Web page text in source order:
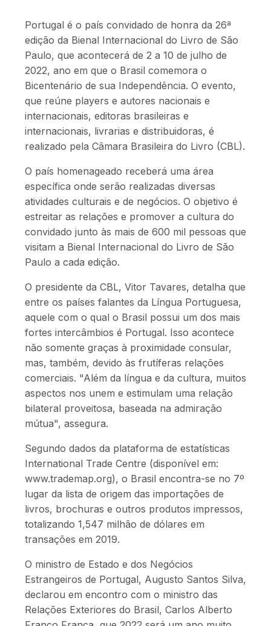
Portugal é o país convidado de honra da 26ª
edição da Bienal Internacional do Livro de São
Paulo, que acontecerá de 2 a 10 de julho de
2022, ano em que o Brasil comemora o
Bicentenário de sua Independência. O evento,
que reúne players e autores nacionais e
internacionais, editoras brasileiras e
internacionais, livrarias e distribuidoras, é
realizado pela Câmara Brasileira do Livro (CBL).
O país homenageado receberá uma área
específica onde serão realizadas diversas
atividades culturais e de negócios. O objetivo é
estreitar as relações e promover a cultura do
convidado junto às mais de 600 mil pessoas que
visitam a Bienal Internacional do Livro de São
Paulo a cada edição.
O presidente da CBL, Vitor Tavares, detalha que
entre os países falantes da Língua Portuguesa,
aquele com o qual o Brasil possui um dos mais
fortes intercâmbios é Portugal. Isso acontece
não somente graças à proximidade consular,
mas, também, devido às frutíferas relações
comerciais. "Além da língua e da cultura, muitos
aspectos nos unem e estimulam uma relação
bilateral proveitosa, baseada na admiração
mútua", assegura.
Segundo dados da plataforma de estatísticas
International Trade Centre (disponível em:
www.trademap.org), o Brasil encontra-se no 7º
lugar da lista de origem das importações de
livros, brochuras e outros produtos impressos,
totalizando 1,547 milhão de dólares em
transações em 2019.
O ministro de Estado e dos Negócios
Estrangeiros de Portugal, Augusto Santos Silva,
declarou em encontro com o ministro das
Relações Exteriores do Brasil, Carlos Alberto